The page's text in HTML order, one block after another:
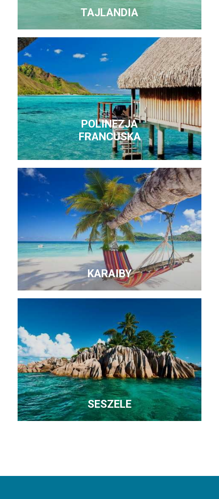
TAJLANDIA
POLINEZJA
FRANCUSKA
KARAIBY
SESZELE